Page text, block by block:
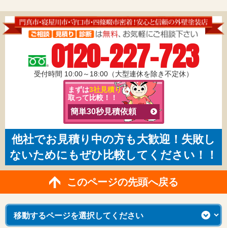
0120-227-723
受付時間 10:00～18:00（大型連休を除き不定休）
まずは3社見積りを
取って比較！！
簡単30秒見積依頼
他社でお見積り中の方も大歓迎！失敗し
ないためにもぜひ比較してください！！
このページの先頭へ戻る